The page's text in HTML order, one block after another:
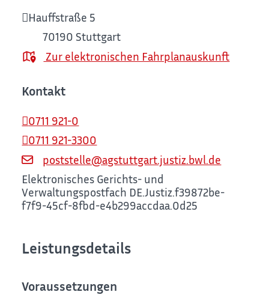
Hauffstraße 5
70190 Stuttgart
Zur elektronischen Fahrplanauskunft
Kontakt
0711 921-0
0711 921-3300
poststelle@agstuttgart.justiz.bwl.de
Elektronisches Gerichts- und
Verwaltungspostfach DE.Justiz.f39872be-
f7f9-45cf-8fbd-e4b299accdaa.0d25
Leistungsdetails
Voraussetzungen